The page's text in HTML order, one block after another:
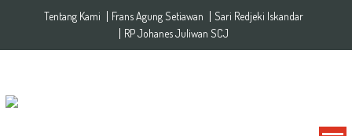
Skip to content
Tentang Kami Frans Agung Setiawan
Sari Redjeki Iskandar
RP Johanes Juliwan SCJ